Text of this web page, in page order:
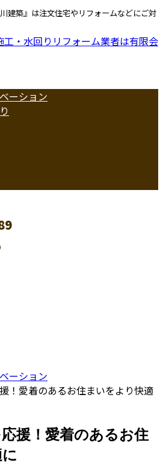
建築』は注文住宅やリフォームなどにご対
ーション
ーション
！愛着のあるお住まいをより快適
援！愛着のあるお住